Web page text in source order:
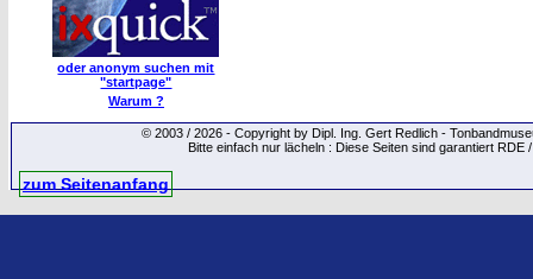
oder anonym suchen mit
"startpage"
Warum ?
© 2003 / 2026 - Copyright by Dipl. Ing. Gert Redlich -
Bitte einfach nur lächeln : Diese Seiten sind garantiert
zum Seitenanfang